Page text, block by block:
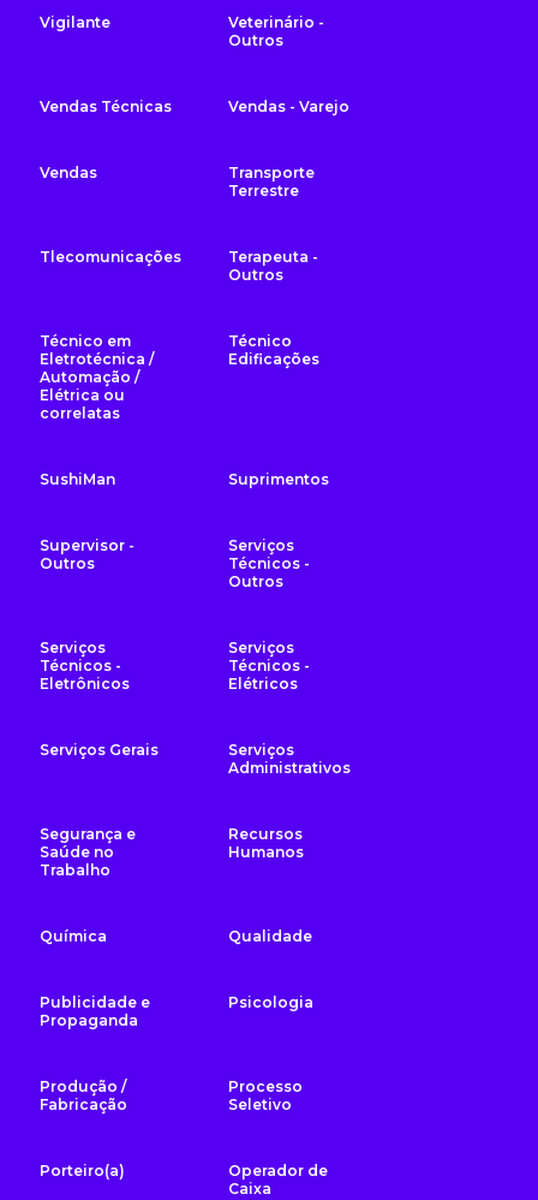
Vigilante
Veterinário -
Outros
Vendas Técnicas Vendas - Varejo
Vendas
Transporte
Terrestre
Tlecomunicações
Terapeuta -
Outros
Técnico em
Eletrotécnica /
Automação /
Elétrica ou
correlatas
Técnico
Edificações
SushiMan Suprimentos
Supervisor -
Outros
Serviços
Técnicos -
Outros
Serviços
Técnicos -
Eletrônicos
Serviços
Técnicos -
Elétricos
Serviços Gerais
Serviços
Administrativos
Segurança e
Saúde no
Trabalho
Recursos
Humanos
Química Qualidade
Publicidade e
Propaganda
Psicologia
Produção /
Fabricação
Processo
Seletivo
Porteiro(a)
Operador de
Caixa